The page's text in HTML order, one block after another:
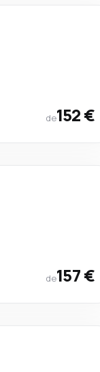
de152 €
de157 €